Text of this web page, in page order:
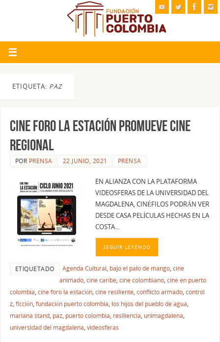
ETIQUETA: PAZ
CINE FORO LA ESTACIÓN PROMUEVE CINE
REGIONAL
POR PRENSA 22 JUNIO, 2021 PRENSA
EN ALIANZA CON LA PLATAFORMA
VIDEOSFERAS DE LA UNIVERSIDAD DEL
MAGDALENA, CINÉFILOS PODRÁN VER
DESDE CASA PELÍCULAS HECHAS EN LA
COSTA…
SEGUIR LEYENDO
ETIQUETADO Agenda Cultural, bajo el palo de mango, cine
animado, cine caribe, cine colombiano, cine en puerto
colombia, cine foro la estación, cine resiliente, conflicto armado, control
z, ficción, fundación puerto colombia, los hijos del pueblo de agua,
mariana stand, paz, puerto colombia, resiliencia, unimagdalena,
universidad del magdalena, videosferas